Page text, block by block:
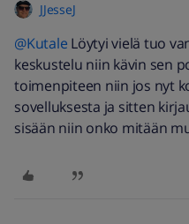
JJesseJ
@Kutale Löytyi vielä tuo
keskustelu niin kävin sen
toimenpiteen niin jos nyt
sovelluksesta ja sitten
sisään niin onko mitään